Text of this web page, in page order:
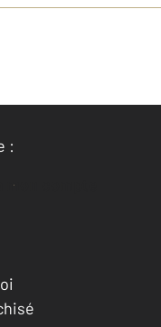
:
mon compte